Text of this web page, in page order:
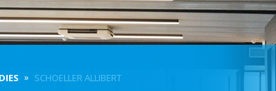
SCHOELLER ALLIBERT